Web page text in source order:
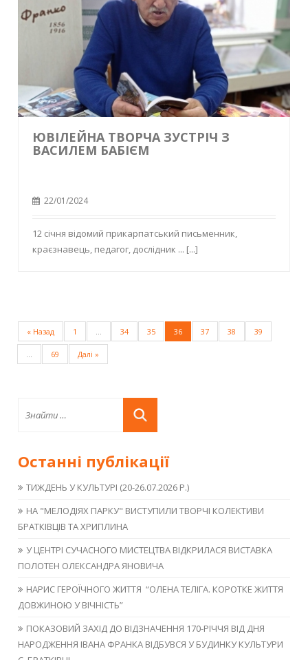
ЮВІЛЕЙНА ТВОРЧА ЗУСТРІЧ З
ВАСИЛЕМ БАБІЄМ
22/01/2024
12 січня відомий прикарпатський письменник,
краєзнавець, педагог, дослідник ... [...]
« Назад 1 … 34 35 36 37 38 39
… 69 Далі »
Останні публікації
ТИЖДЕНЬ У КУЛЬТУРІ (20-26.07.2026 Р.)
НА "МЕЛОДІЯХ ПАРКУ" ВИСТУПИЛИ ТВОРЧІ КОЛЕКТИВИ
БРАТКІВЦІВ ТА ХРИПЛИНА
У ЦЕНТРІ СУЧАСНОГО МИСТЕЦТВА ВІДКРИЛАСЯ ВИСТАВКА
ПОЛОТЕН ОЛЕКСАНДРА ЯНОВИЧА
НАРИС ГЕРОЇЧНОГО ЖИТТЯ “ОЛЕНА ТЕЛІГА. КОРОТКЕ ЖИТТЯ
ДОВЖИНОЮ У ВІЧНІСТЬ”
ПОКАЗОВИЙ ЗАХІД ДО ВІДЗНАЧЕННЯ 170-РІЧЧЯ ВІД ДНЯ
НАРОДЖЕННЯ ІВАНА ФРАНКА ВІДБУВСЯ У БУДИНКУ КУЛЬТУРИ